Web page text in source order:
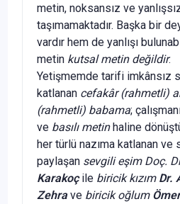
metin, noksansız ve
taşımamaktadır. Başka bir
vardır hem de yanlışı
metin kutsal metin değildir.
Yetişmemde tarifi imkânsız
katlanan cefakâr (rahmetli)
(rahmetli) babama;
ve basılı metinhaline
her türlü nazıma katlanan ve
paylaşan sevgili eşim Doç.
Karakoçile biricik kızım Dr.
Zehrave biricik oğlum